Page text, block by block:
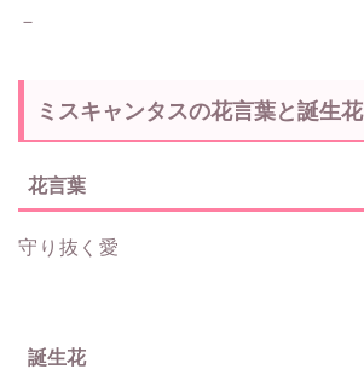
－
ミスキャンタスの花言葉と誕生花
花言葉
守り抜く愛
誕生花